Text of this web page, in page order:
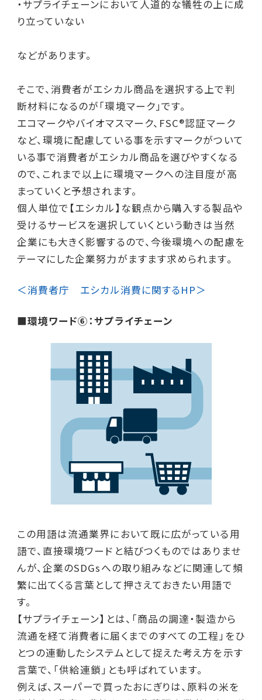
・サプライチェーンにおいて人道的な犠牲の上に成
り立っていない
などがあります。
そこで、消費者がエシカル商品を選択する上で判
断材料になるのが「環境マーク」です。
エコマークやバイオマスマーク、FSC®認証マーク
など、環境に配慮している事を示すマークがついて
いる事で消費者がエシカル商品を選びやすくなる
ので、これまで以上に環境マークへの注目度が高
まっていくと予想されます。
個人単位で【エシカル】な観点から購入する製品や
受けるサービスを選択していくという動きは当然
企業にも大きく影響するので、今後環境への配慮を
テーマにした企業努力がますます求められます。
＜消費者庁 エシカル消費に関するHP＞
■環境ワード⑥：サプライチェーン
この用語は流通業界において既に広がっている用
語で、直接環境ワードと結びつくものではありませ
んが、企業のSDGsへの取り組みなどに関連して頻
繁に出てくる言葉として押さえておきたい用語で
す。
【サプライチェーン】とは、「商品の調達・製造から
流通を経て消費者に届くまでのすべての工程」をひ
とつの連動したシステムとして捉えた考え方を示す
言葉で、「供給連鎖」とも呼ばれています。
例えば、スーパーで買ったおにぎりは、原料の米を